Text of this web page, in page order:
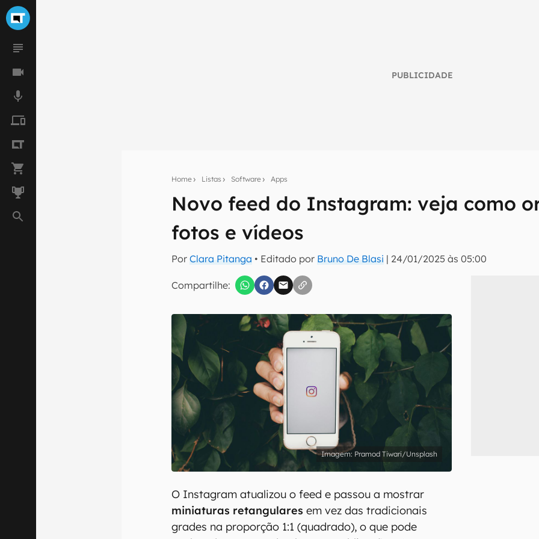
PUBLICIDADE
Home Listas Software Apps
Novo feed do Instagram: veja como
fotos e vídeos
PorClara Pitanga • Editado por Bruno De Blasi | 24/01/2025 às 05:00
Compartilhe:
Seu resumo inteligente do mundo tech!
Assine a newsletter do Canaltech e receba notícias e reviews sobre tecnologia
inscreva-se
Confirmo que li, aceito e concordo com os Termos de Uso e Política de Privacidade do
Pramod Tiwari/Unsplash
O Instagram atualizou o feed e passou a mostrar
miniaturas retangulares em vez das tradicionais
grades na proporção 1:1 (quadrado), o que pode